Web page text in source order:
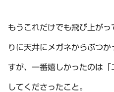
もうこれだけでも飛び上が
りに天井にメガネからぶつ
すが、一番嬉しかったのは
してくださったこと。